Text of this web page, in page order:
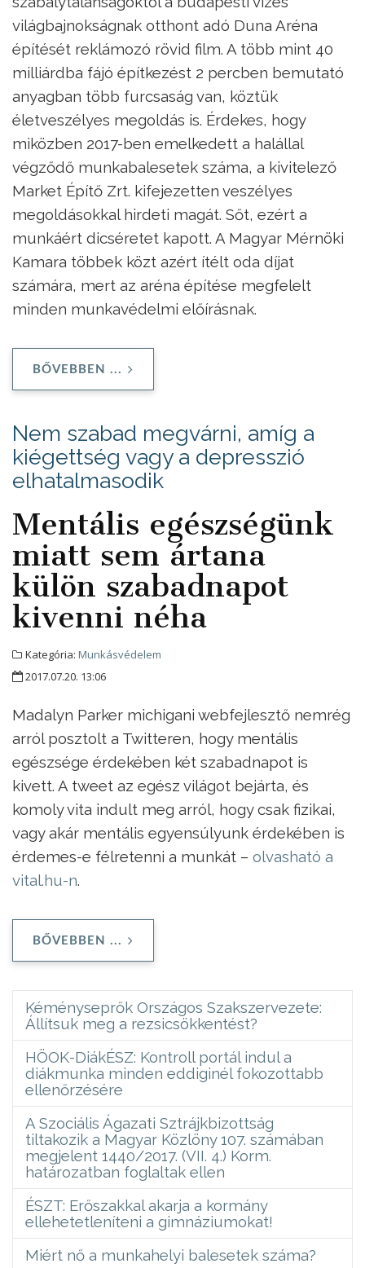
világbajnokságnak otthont adó Duna Aréna
építését reklámozó rövid film. A több mint 40
milliárdba fájó építkezést 2 percben bemutató
anyagban több furcsaság van, köztük
életveszélyes megoldás is. Érdekes, hogy
miközben 2017-ben emelkedett a halállal
végződő munkabalesetek száma, a kivitelező
Market Építő Zrt. kifejezetten veszélyes
megoldásokkal hirdeti magát. Sőt, ezért a
munkáért dicséretet kapott. A Magyar Mérnöki
Kamara többek közt azért ítélt oda díjat
számára, mert az aréna építése megfelelt
minden munkavédelmi előírásnak.
BŐVEBBEN ...
Nem szabad megvárni, amíg a
kiégettség vagy a depresszió
elhatalmasodik
Mentális egészségünk
miatt sem ártana
külön szabadnapot
kivenni néha
Kategória: Munkásvédelem
2017.07.20. 13:06
Madalyn Parker michigani webfejlesztő nemrég
arról posztolt a Twitteren, hogy mentális
egészsége érdekében két szabadnapot is
kivett. A tweet az egész világot bejárta, és
komoly vita indult meg arról, hogy csak fizikai,
vagy akár mentális egyensúlyunk érdekében is
érdemes-e félretenni a munkát – olvasható a
vital.hu-n.
BŐVEBBEN ...
Kéményseprők Országos Szakszervezete:
Állítsuk meg a rezsicsökkentést?
HÖOK-DiákÉSZ: Kontroll portál indul a
diákmunka minden eddiginél fokozottabb
ellenőrzésére
A Szociális Ágazati Sztrájkbizottság
tiltakozik a Magyar Közlöny 107. számában
megjelent 1440/2017. (VII. 4.) Korm.
határozatban foglaltak ellen
ÉSZT: Erőszakkal akarja a kormány
ellehetetleníteni a gimnáziumokat!
Miért nő a munkahelyi balesetek száma?